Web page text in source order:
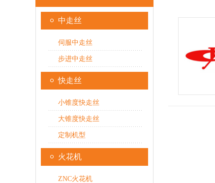
中走丝
伺服中走丝
步进中走丝
快走丝
小锥度快走丝
大锥度快走丝
定制机型
火花机
ZNC火花机